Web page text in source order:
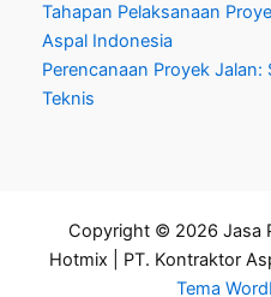
Tahapan Pelaksanaan
Aspal Indonesia
Perencanaan Proyek Jalan:
Teknis
Copyright © 2026 Jasa
Hotmix | PT. Kontraktor
Tema